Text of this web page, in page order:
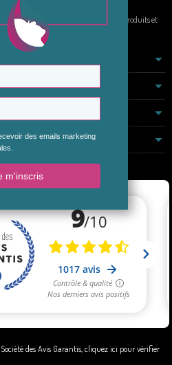
naturel. Elle propose à la vente des produits et
des Avis Garantis, cliquez ici pour vérifier